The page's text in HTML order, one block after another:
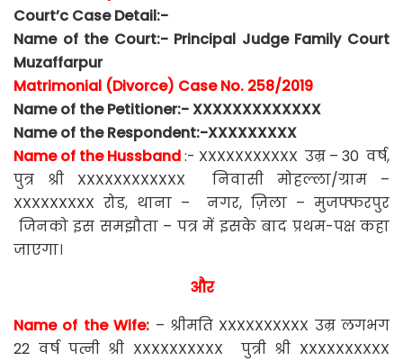
Court’c Case Detail:-
Name of the Court:- Principal Judge Family Court
Muzaffarpur
Matrimonial (Divorce) Case No. 258/2019
Name of the Petitioner:- XXXXXXXXXXXXX
Name of the Respondent:-XXXXXXXXX
Name of the Hussband:- XXXXXXXXXXX उम्र – 30 वर्ष,
पुत्र श्री XXXXXXXXXXXX निवासी मोहल्ला/ग्राम –
XXXXXXXXX रोड, थाना – नगर, ज़िला – मुजफ्फरपुर
जिनको इस समझौता – पत्र में इसके बाद प्रथम-पक्ष कहा
जाएगा।
और
Name of the Wife: – श्रीमति XXXXXXXXXX उम्र लगभग
22 वर्ष पत्नी श्री XXXXXXXXXX पुत्री श्री XXXXXXXXXX